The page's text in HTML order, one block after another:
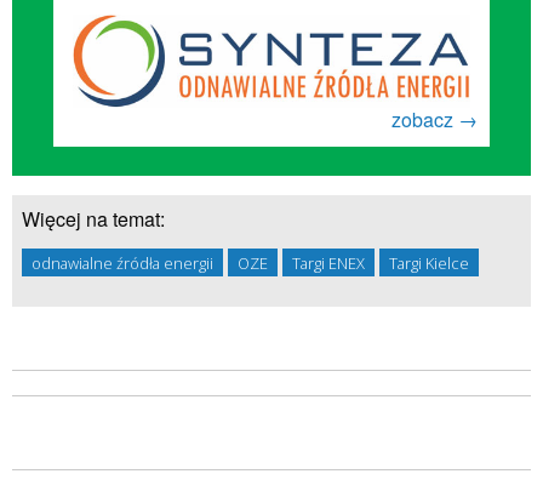
zobacz →
Więcej na temat:
odnawialne źródła energii OZE Targi ENEX Targi Kielce